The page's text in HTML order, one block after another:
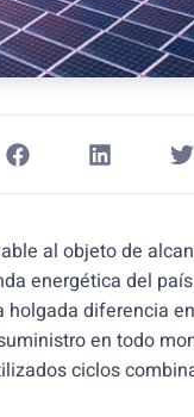
al objeto de
energética del
holgada diferencia
en todo
ciclos